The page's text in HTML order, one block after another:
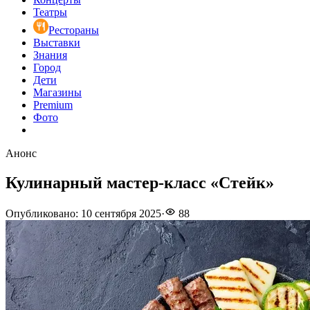
Театры
Рестораны
Выставки
Знания
Город
Дети
Магазины
Premium
Фото
Анонс
Кулинарный мастер-класс «Стейк»
Опубликовано: 10 сентября 2025· 88